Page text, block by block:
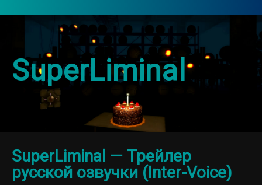
SuperLiminal
SuperLiminal — Трейлер
русской озвучки (Inter-Voice)